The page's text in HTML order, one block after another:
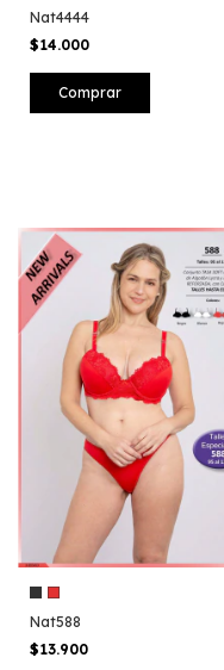
Nat4444
$14.000
Comprar
Nat588
$13.900